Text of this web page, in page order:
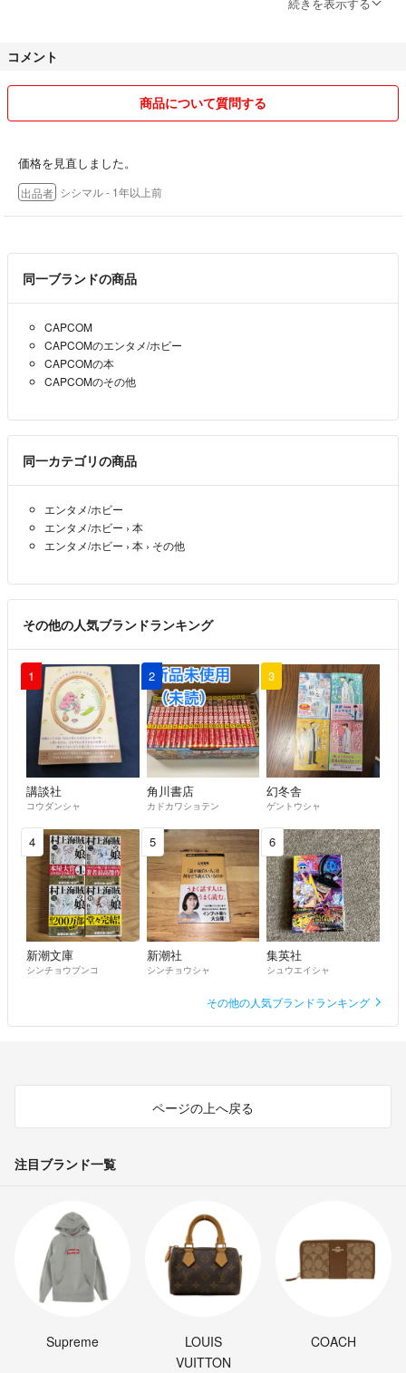
コメント
商品について質問する
価格を見直しました。
出品者 シシマル- 1年以上前
同一ブランドの商品
CAPCOM
CAPCOMのエンタメ/ホビー
CAPCOMの本
CAPCOMのその他
同一カテゴリの商品
エンタメ/ホビー
エンタメ/ホビー › 本
エンタメ/ホビー › 本 › その他
その他の人気ブランドランキング
1
講談社
コウダンシャ
2
角川書店
カドカワショテン
3
幻冬舎
ゲントウシャ
4
新潮文庫
シンチョウブンコ
5
新潮社
シンチョウシャ
6
集英社
シュウエイシャ
その他の人気ブランドランキング
ページの上へ戻る
注目ブランド一覧
Supreme
LOUIS
VUITTON
COACH